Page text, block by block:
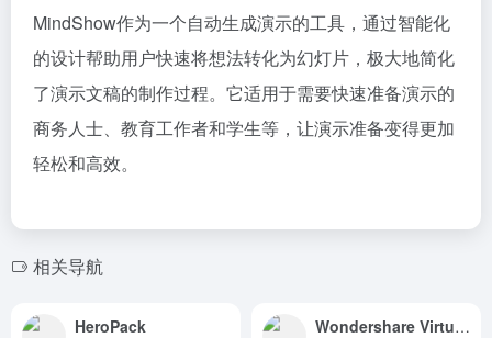
MindShow作为一个自动生成演示的工具，通过智能化
的设计帮助用户快速将想法转化为幻灯片，极大地简化
了演示文稿的制作过程。它适用于需要快速准备演示的
商务人士、教育工作者和学生等，让演示准备变得更加
轻松和高效。
相关导航
HeroPack Wondershare VirtuLook